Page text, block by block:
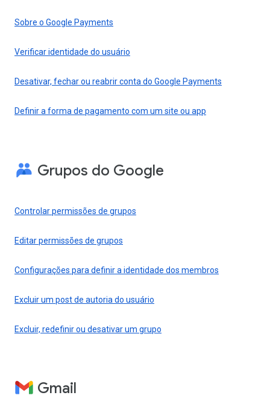
Sobre o Google Payments
Verificar identidade do usuário
Desativar, fechar ou reabrir conta do Google Payments
Definir a forma de pagamento com um site ou app
Grupos do Google
Controlar permissões de grupos
Editar permissões de grupos
Configurações para definir a identidade dos membros
Excluir um post de autoria do usuário
Excluir, redefinir ou desativar um grupo
Gmail